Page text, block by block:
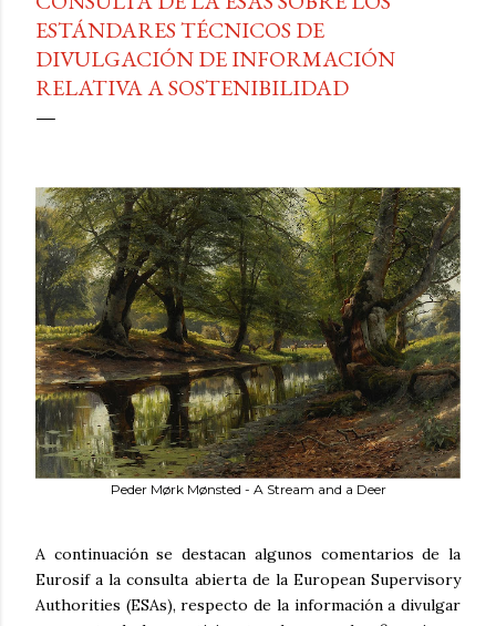
ESTÁNDARES TÉCNICOS DE
DIVULGACIÓN DE INFORMACIÓN
RELATIVA A SOSTENIBILIDAD
Peder Mørk Mønsted - A Stream and a Deer
A continuación se destacan algunos comentarios de la
Eurosif a la consulta abierta de la European Supervisory
Authorities (ESAs), respecto de la información a divulgar